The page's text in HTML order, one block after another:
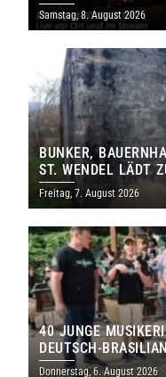
IHRE TORE
Samstag, 8. August 2026
BUNKER,
ST. WENDEL LÄDT
DENKMALS EIN
Freitag, 7. August 2026
40 JUNGE
DEUTSCH-
THOLEY
Donnerstag, 6. August 2026